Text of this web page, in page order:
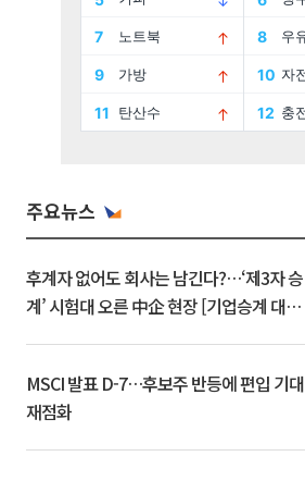
주요뉴스
후계자 없어도 회사는 남긴다?…‘제3자 승
계’ 시험대 오른 中企 현장 [기업승계 대전
MSCI 발표 D-7…후보주 반등에 편입 기대
재점화